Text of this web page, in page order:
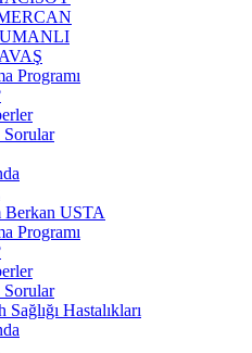
Programı
Sorular
Berkan USTA
Programı
Sorular
Hastalıkları